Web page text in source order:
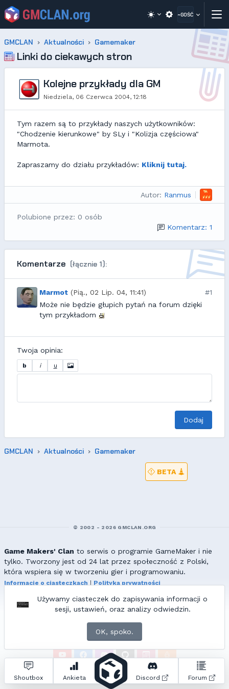
~GOŚĆ
GMCLAN Aktualności Gamemaker
Linki do ciekawych stron
Kolejne przykłady dla GM
Niedziela, 06 Czerwca 2004, 12:18
Tym razem są to przykłady naszych użytkowników:
"Chodzenie kierunkowe" by SLy i "Kolizja częściowa"
Marmota.
Zapraszamy do działu przykładów: Kliknij tutaj.
Autor: Ranmus
Polubione przez: 0 osób
Komentarz: 1
Komentarze (łącznie 1):
Marmot (Pią., 02 Lip. 04, 11:41)
#1
Może nie będzie głupich pytań na forum dzięki
tym przykładom
Twoja opinia:
b i u
Dodaj
GMCLAN Aktualności Gamemaker
Używamy ciasteczek do zapisywania informacji o
sesji, ustawień, oraz analizy odwiedzin.
OK, spoko.
Shoutbox Ankieta Discord Forum
BETA
© 2002 - 2026 GMCLAN.ORG
Game Makers' Clan to serwis o programie GameMaker i nie
tylko. Tworzony jest od 24 lat przez społeczność z Polski,
która wspiera się w tworzeniu gier i programowaniu.
Informacje o ciasteczkach
Polityka prywatności
Wszelkie prawa zastrzeżone. Kopiowanie materiałów bez zgody
redakcji zabronione!
ZNAJDZIESZ NAS TAKŻE NA:
Zapytań do bazy: • Czas generowania: